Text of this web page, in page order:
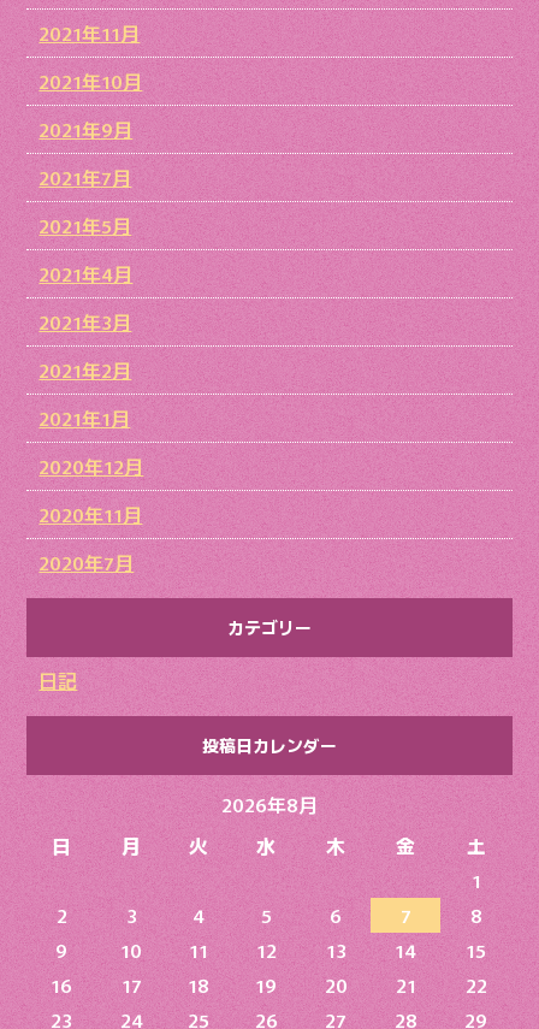
2021年11月
2021年10月
2021年9月
2021年7月
2021年5月
2021年4月
2021年3月
2021年2月
2021年1月
2020年12月
2020年11月
2020年7月
カテゴリー
日記
投稿日カレンダー
2026年8月
日
月 火 水 木 金
土
1
2
3 4 5 6 7
8
9
10 11 12 13 14
15
16
17 18 19 20 21
22
23
24 25 26 27 28 29